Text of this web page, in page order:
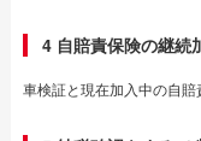
4 自賠責保険の継続
車検証と現在加入中の自賠